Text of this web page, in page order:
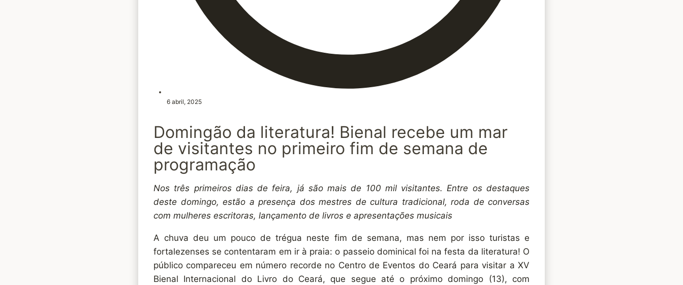
6 abril, 2025
Domingão da literatura! Bienal recebe um mar
de visitantes no primeiro fim de semana de
programação
Nos três primeiros dias de feira, já são mais de 100 mil visitantes. Entre os destaques
deste domingo, estão a presença dos mestres de cultura tradicional, roda de conversas
com mulheres escritoras, lançamento de livros e apresentações musicais
A chuva deu um pouco de trégua neste fim de semana, mas nem por isso turistas e
fortalezenses se contentaram em ir à praia: o passeio dominical foi na festa da literatura! O
público compareceu em número recorde no Centro de Eventos do Ceará para visitar a XV
Bienal Internacional do Livro do Ceará, que segue até o próximo domingo (13), com